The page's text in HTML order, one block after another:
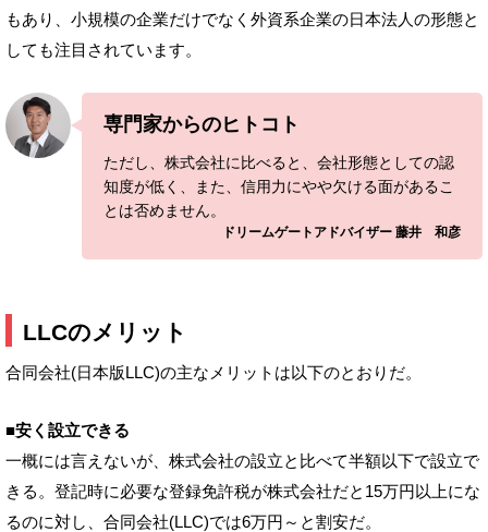
もあり、小規模の企業だけでなく外資系企業の日本法人の形態と
しても注目されています。
専門家からのヒトコト
ただし、株式会社に比べると、会社形態としての認
知度が低く、また、信用力にやや欠ける面があるこ
とは否めません。
ドリームゲートアドバイザー 藤井 和彦
LLCのメリット
合同会社(日本版LLC)の主なメリットは以下のとおりだ。
■安く設立できる
一概には言えないが、株式会社の設立と比べて半額以下で設立で
きる。登記時に必要な登録免許税が株式会社だと15万円以上にな
るのに対し、合同会社(LLC)では6万円～と割安だ。